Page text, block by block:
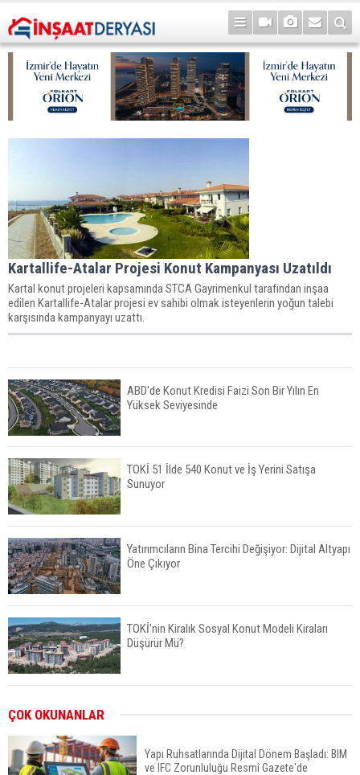
Kartallife-Atalar Projesi Konut Kampanyası Uzatıldı
Kartal konut projeleri kapsamında STCA Gayrimenkul tarafından inşaa
edilen Kartallife-Atalar projesi ev sahibi olmak isteyenlerin yoğun talebi
karşısında kampanyayı uzattı.
ABD'de Konut Kredisi Faizi Son Bir Yılın En
Yüksek Seviyesinde
TOKİ 51 İlde 540 Konut ve İş Yerini Satışa
Sunuyor
Yatırımcıların Bina Tercihi Değişiyor: Dijital Altyapı
Öne Çıkıyor
TOKİ'nin Kiralık Sosyal Konut Modeli Kiraları
Düşürür Mü?
ÇOK OKUNANLAR
Yapı Ruhsatlarında Dijital Dönem Başladı: BIM
ve IFC Zorunluluğu Resmî Gazete'de